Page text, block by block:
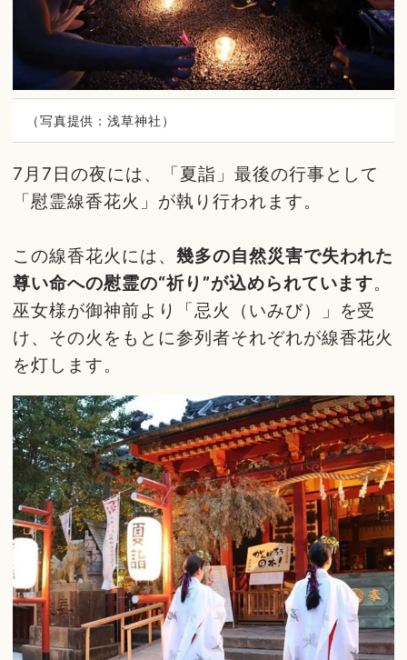
（写真提供：浅草神社）
7月7日の夜には、「夏詣」最後の行事として
「慰霊線香花火」が執り行われます。
この線香花火には、 幾多の自然災害で失われた
尊い命への慰霊の“祈り”が込められています。
巫女様が御神前より「忌火（いみび）」を受
け、その火をもとに参列者それぞれが線香花火
を灯します。